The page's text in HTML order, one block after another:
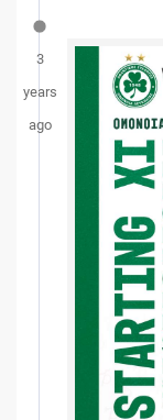
3
years
ago